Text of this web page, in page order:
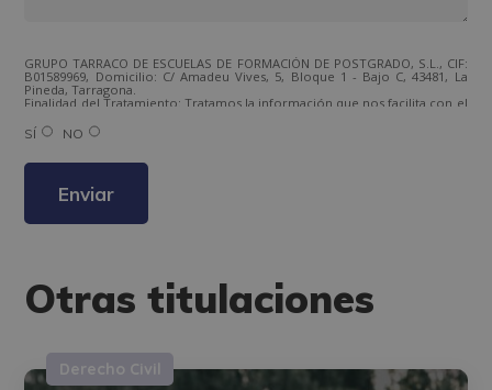
GRUPO TARRACO DE ESCUELAS DE FORMACIÓN DE POSTGRADO, S.L., CIF:
B01589969, Domicilio: C/ Amadeu Vives, 5, Bloque 1 - Bajo C, 43481, La
Pineda, Tarragona.
Finalidad del Tratamiento: Tratamos la información que nos facilita con el
los productos ofrecidos y otros tipo de productos que fueran de su
interés.
Derechos: Puede ejercitar sus derechos identificándose suficientemente,
Para más información consulte nuestra Política de Privacidad.
SÍ NO
Otras titulaciones
Derecho Civil